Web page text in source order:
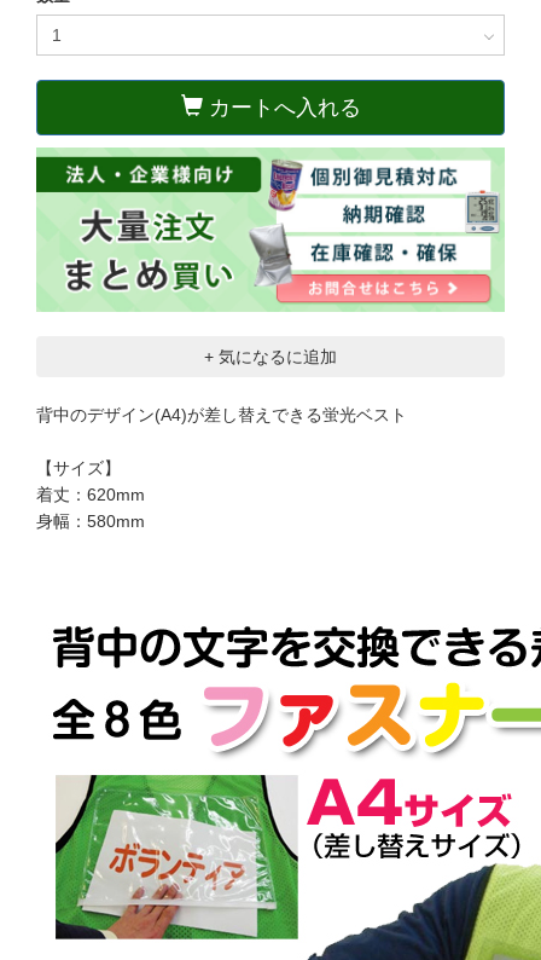
カートへ入れる
+ 気になるに追加
背中のデザイン(A4)が差し替えできる蛍光ベスト
【サイズ】
着丈：620mm
身幅：580mm